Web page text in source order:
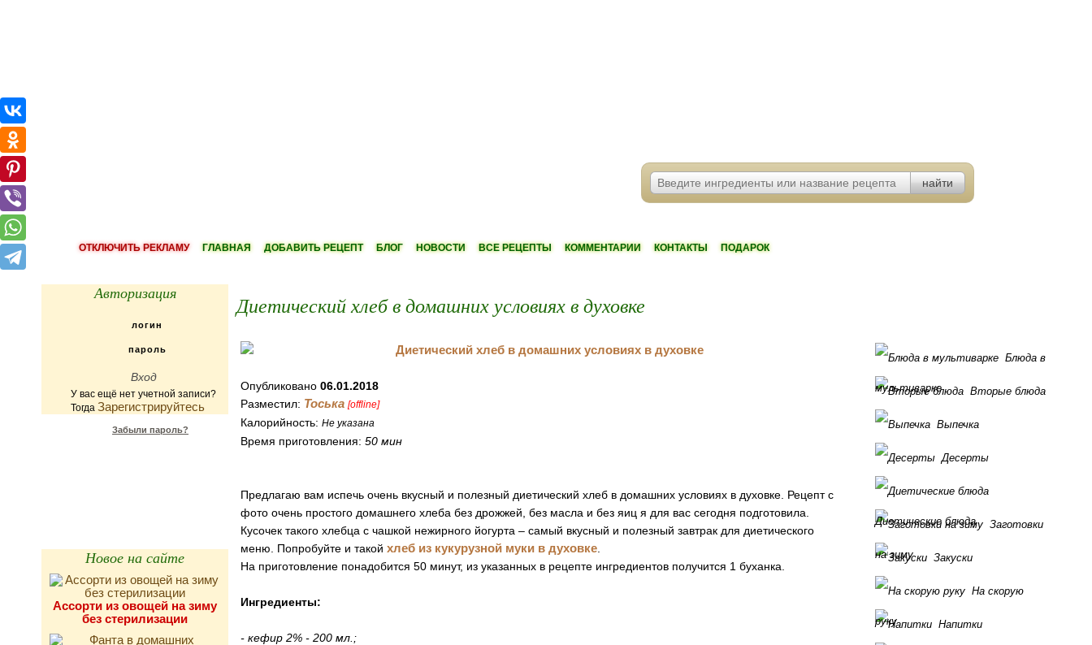
ОТКЛЮЧИТЬ РЕКЛАМУ ГЛАВНАЯ ДОБАВИТЬ РЕЦЕПТ БЛОГ НОВОСТИ ВСЕ РЕЦЕПТЫ КОММЕНТАРИИ КОНТАКТЫ ПОДАРОК
Авторизация
У вас ещё нет учетной записи?
Тогда Зарегистрируйтесь
Забыли пароль?
Новое на сайте
Ассорти из овощей на зиму
без стерилизации
Диетический хлеб в домашних условиях в духовке
Опубликовано 06.01.2018
Разместил: Тоська [offline]
Калорийность: Не указана
Время приготовления: 50 мин
Предлагаю вам испечь очень вкусный и полезный диетический хлеб в домашних условиях в духовке. Рецепт с
фото очень простого домашнего хлеба без дрожжей, без масла и без яиц я для вас сегодня подготовила.
Кусочек такого хлебца с чашкой нежирного йогурта – самый вкусный и полезный завтрак для диетического
меню. Попробуйте и такой хлеб из кукурузной муки в духовке
На приготовление понадобится 50 минут, из указанных в рецепте ингредиентов получится 1 буханка.
Ингредиенты:
- кефир 2% - 200 мл.;
Блюда в
мультиварке Вторые блюда
Выпечка
Десерты
Диетические блюда Заготовки
на зиму Закуски
На скорую
руку Напитки